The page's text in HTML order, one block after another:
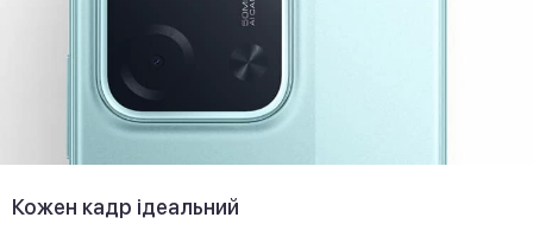
Кожен кадр ідеальний